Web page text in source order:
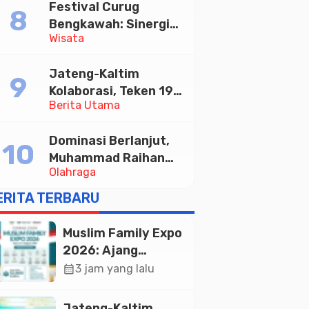
Tabungan Bima Bank
Jateng
Wisata
Festival Curug
Bengkawah: Sinergi
Desa Sikasur dan
Memajukan Wisata
serta UMKM Lokal
Berita Utama
Jateng-Kaltim
Kolaborasi, Teken 19
Kerja Sama Ekonomi
Olahraga
Dominasi Berlanjut,
Muhammad Raihan
Fadila Sabet Emas
Kyorugi di Asian
Taekwondo Indonesia
Open 2026
TERBARU
Muslim Family Expo
2026: Ajang
Silaturahim dan
Ekonomi Halal di
calendar_month3 jam yang lalu